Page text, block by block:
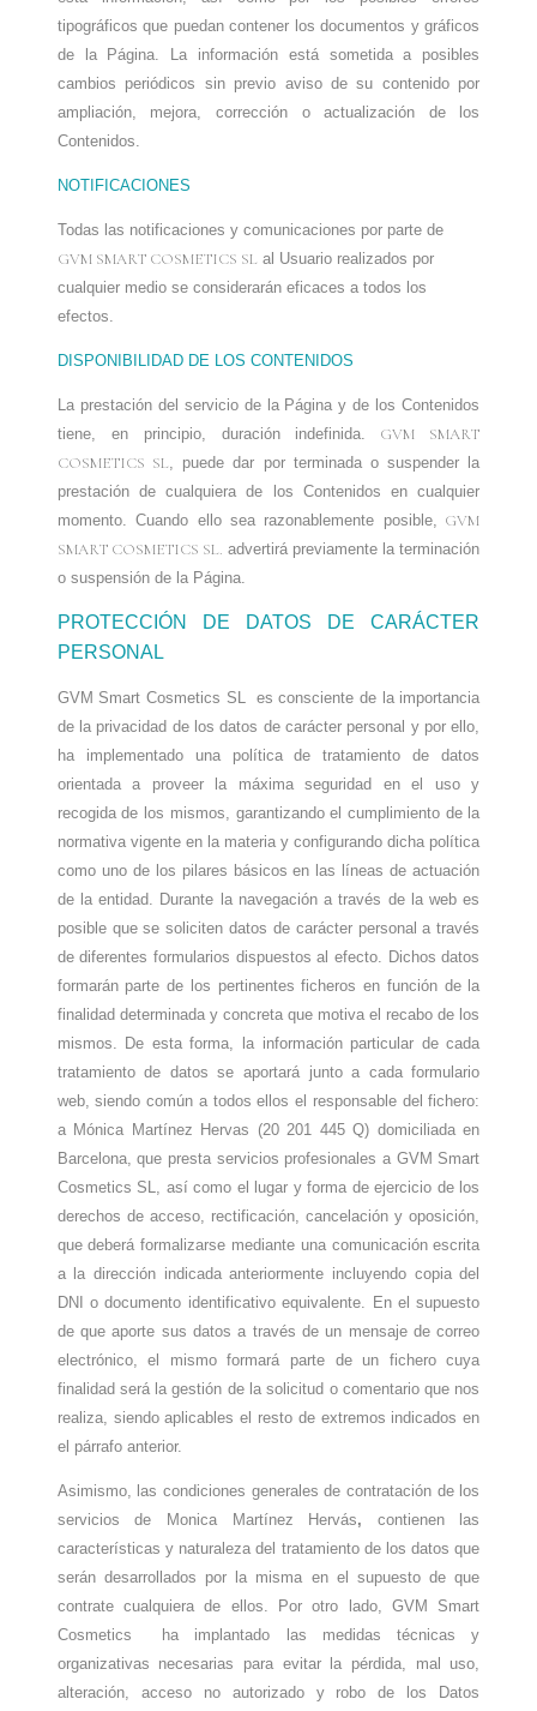
tipográficos que puedan contener los documentos y gráficos
de la Página. La información está sometida a posibles
cambios periódicos sin previo aviso de su contenido por
ampliación, mejora, corrección o actualización de los
Contenidos.
NOTIFICACIONES
Todas las notificaciones y comunicaciones por parte de
GVM SMART COSMETICS SL al Usuario realizados por
cualquier medio se considerarán eficaces a todos los
efectos.
DISPONIBILIDAD DE LOS CONTENIDOS
La prestación del servicio de la Página y de los Contenidos
tiene, en principio, duración indefinida.
GVM SMART
COSMETICS SL, puede dar por terminada o suspender la
prestación de cualquiera de los Contenidos en cualquier
momento. Cuando ello sea razonablemente posible, GVM
SMART COSMETICS SL. advertirá previamente la terminación
o suspensión de la Página.
PROTECCIÓN DE DATOS DE CARÁCTER
PERSONAL
GVM Smart Cosmetics SL es consciente de la importancia
de la privacidad de los datos de carácter personal y por ello,
ha implementado una política de tratamiento de datos
orientada a proveer la máxima seguridad en el uso y
recogida de los mismos, garantizando el cumplimiento de la
normativa vigente en la materia y configurando dicha política
como uno de los pilares básicos en las líneas de actuación
de la entidad. Durante la navegación a través de la web es
posible que se soliciten datos de carácter personal a través
de diferentes formularios dispuestos al efecto. Dichos datos
formarán parte de los pertinentes ficheros en función de la
finalidad determinada y concreta que motiva el recabo de los
mismos. De esta forma, la información particular de cada
tratamiento de datos se aportará junto a cada formulario
web, siendo común a todos ellos el responsable del fichero:
a Mónica Martínez Hervas (20 201 445 Q) domiciliada en
Barcelona, que presta servicios profesionales a GVM Smart
Cosmetics SL, así como el lugar y forma de ejercicio de los
derechos de acceso, rectificación, cancelación y oposición,
que deberá formalizarse mediante una comunicación escrita
a la dirección indicada anteriormente incluyendo copia del
DNI o documento identificativo equivalente. En el supuesto
de que aporte sus datos a través de un mensaje de correo
electrónico, el mismo formará parte de un fichero cuya
finalidad será la gestión de la solicitud o comentario que nos
realiza, siendo aplicables el resto de extremos indicados en
el párrafo anterior.
Asimismo, las condiciones generales de contratación de los
servicios de Monica Martínez Hervás, contienen las
características y naturaleza del tratamiento de los datos que
serán desarrollados por la misma en el supuesto de que
contrate cualquiera de ellos. Por otro lado, GVM Smart
Cosmetics
ha implantado las medidas técnicas y
organizativas necesarias para evitar la pérdida, mal uso,
alteración, acceso no autorizado y robo de los Datos